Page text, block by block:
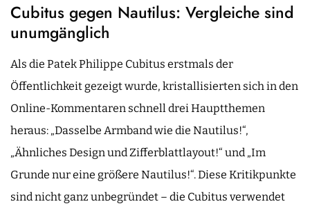
Cubitus gegen Nautilus: Vergleiche sind
unumgänglich
Als die Patek Philippe Cubitus erstmals der
Öffentlichkeit gezeigt wurde, kristallisierten sich in den
Online-Kommentaren schnell drei Hauptthemen
heraus: „Dasselbe Armband wie die Nautilus!“,
„Ähnliches Design und Zifferblattlayout!“ und „Im
Grunde nur eine größere Nautilus!“. Diese Kritikpunkte
sind nicht ganz unbegründet – die Cubitus verwendet